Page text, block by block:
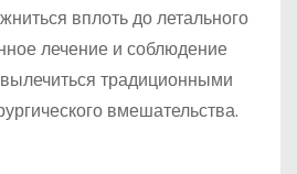
вплоть до летального
лечение и соблюдение
традиционными
вмешательства.